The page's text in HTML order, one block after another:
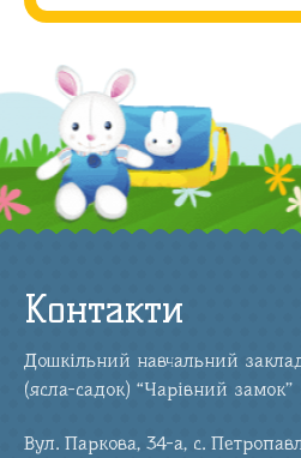
Контакти
Дошкільний навчальний
(ясла-садок) “Чарівний замок”
Вул. Паркова, 34-а, с.